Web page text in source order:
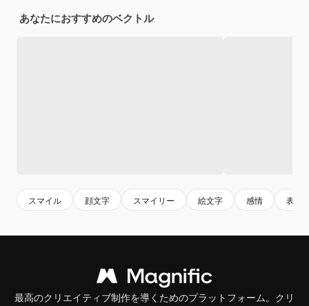
あなたにおすすめのベクトル
スマイル 顔文字 スマイリー 絵文字 感情 表情
最高のクリエイティブ制作を導くためのプラットフォーム。クリ